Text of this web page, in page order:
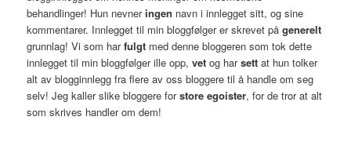
behandlinger! Hun nevneringen navn i innlegget sitt, og sine
kommentarer. Innlegget til min bloggfølger er skrevet pågenerelt
grunnlag! Vi som harfulgt med denne bloggeren som tok dette
innlegget til min bloggfølger ille opp,vet og harsett at hun tolker
alt av blogginnlegg fra flere av oss bloggere til å handle om seg
selv! Jeg kaller slike bloggere forstore egoister, for de tror at alt
som skrives handler om dem!